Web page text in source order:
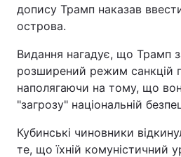
допису Трамп наказав
острова.
Видання нагадує, що Трамп
розширений режим санкцій
наполягаючи на тому, що
"загрозу" національній
Кубинські чиновники
те, що їхній комуністичний